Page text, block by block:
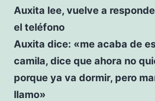
Auxita lee, vuelve a
el teléfono
Auxita dice: «me acaba de
camila, dice que ahora no
porque ya va dormir, pero
llamo»